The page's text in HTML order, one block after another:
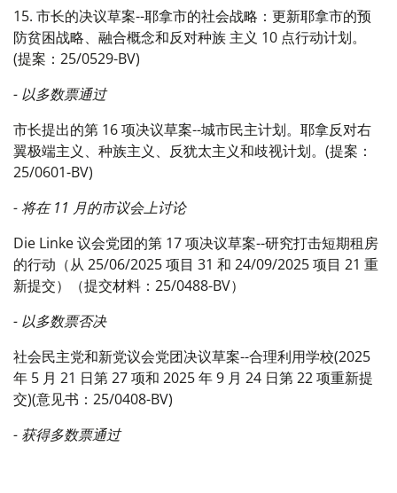
15. 市长的决议草案--耶拿市的社会战略：更新耶拿市的预
防贫困战略、融合概念和反对种族 主义 10 点行动计划。
(提案：25/0529-BV)
- 以多数票通过
市长提出的第 16 项决议草案--城市民主计划。耶拿反对右
翼极端主义、种族主义、反犹太主义和歧视计划。(提案：
25/0601-BV)
- 将在 11 月的市议会上讨论
Die Linke 议会党团的第 17 项决议草案--研究打击短期租房
的行动（从 25/06/2025 项目 31 和 24/09/2025 项目 21 重
新提交）（提交材料：25/0488-BV）
- 以多数票否决
社会民主党和新党议会党团决议草案--合理利用学校(2025
年 5 月 21 日第 27 项和 2025 年 9 月 24 日第 22 项重新提
交)(意见书：25/0408-BV)
- 获得多数票通过